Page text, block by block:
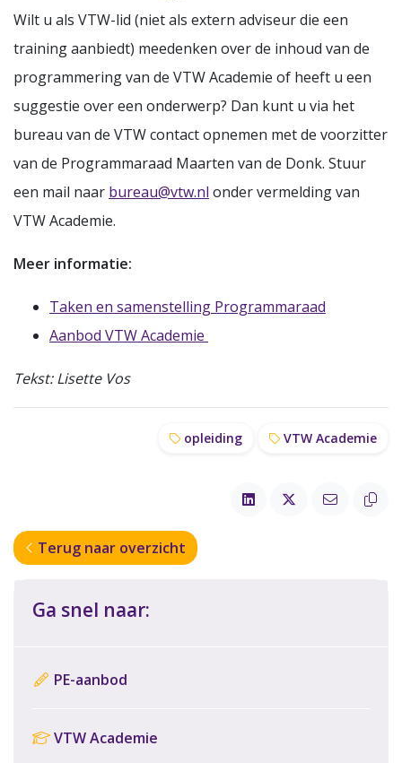
Wilt u als VTW-lid (niet als extern adviseur die een
training aanbiedt) meedenken over de inhoud van de
programmering van de VTW Academie of heeft u een
suggestie over een onderwerp? Dan kunt u via het
bureau van de VTW contact opnemen met de voorzitter
van de Programmaraad Maarten van de Donk. Stuur
een mail naar bureau@vtw.nl onder vermelding van
VTW Academie.
Meer informatie:
Taken en samenstelling Programmaraad
Aanbod VTW Academie
Tekst: Lisette Vos
opleiding VTW Academie
Terug naar overzicht
Ga snel naar:
PE-aanbod
VTW Academie